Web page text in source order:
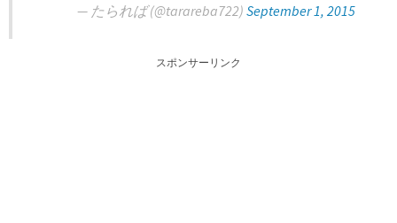
— たられば (@tarareba722) September 1, 2015
スポンサーリンク